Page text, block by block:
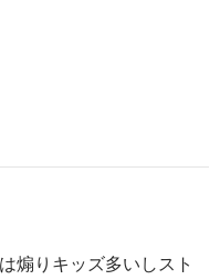
煽りキッズ多いしスト